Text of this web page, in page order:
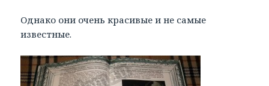
Однако они очень красивые и не самые
известные.